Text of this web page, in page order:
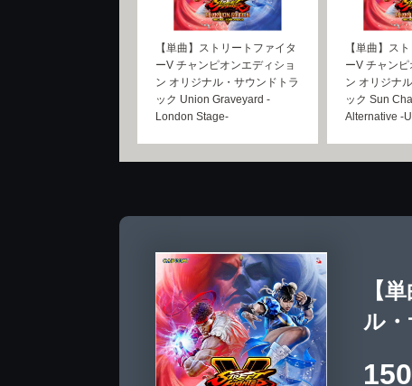
【単曲】ストリートファイタ
ーV チャンピオンエディショ
ン オリジナル・サウンドトラ
ック Union Graveyard -
London Stage-
【単曲】ス
ーV チャン
ン オリジナ
ック Sun
Alternative -
【
ル